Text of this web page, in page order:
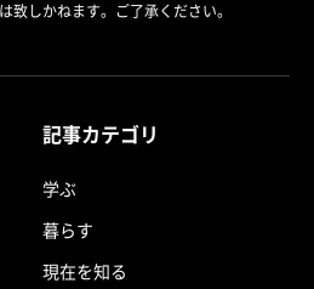
致しかねます。ご了承ください。
記事カテゴリ
学ぶ
暮らす
現在を知る